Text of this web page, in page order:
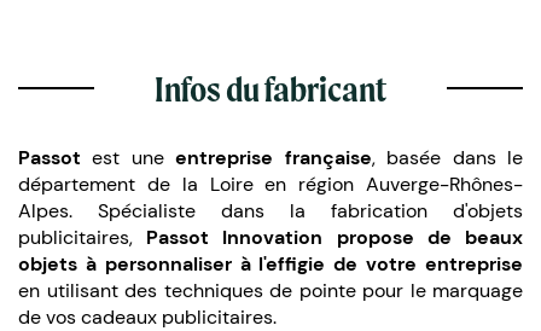
Infos du fabricant
Passot est uneentreprise française, basée dans le
département de la Loire en région Auverge-Rhônes-
Alpes. Spécialiste dans la fabrication d'objets
publicitaires, Passot Innovation propose de beaux
objets à personnaliser à l'effigie de votre entreprise
en utilisant des techniques de pointe pour le marquage
de vos cadeaux publicitaires.